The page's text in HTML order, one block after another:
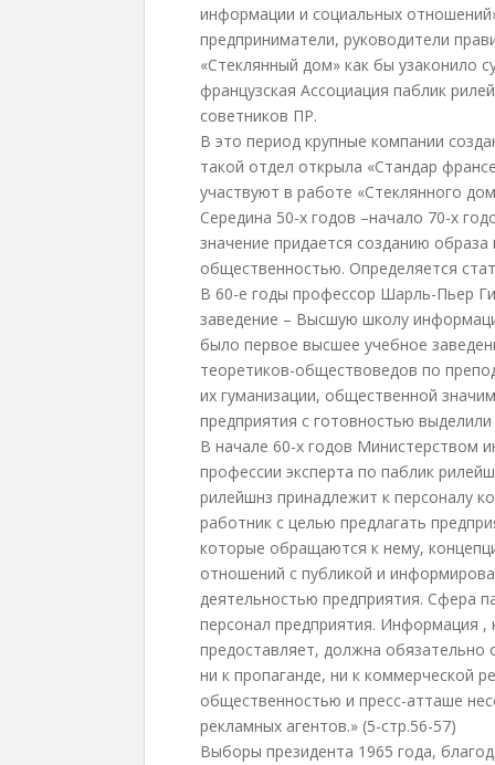
информации и социальных
предприниматели, руководители
«Стеклянный дом» как бы узаконило
французская Ассоциация паблик
советников ПР.
В это период крупные компании
такой отдел открыла «Стандар
участвуют в работе «Стеклянного
Середина 50-х годов –начало 70-х
значение придается созданию
общественностью. Определяется
В 60-е годы профессор Шарль-Пьер
заведение – Высшую школу
было первое высшее учебное
теоретиков-обществоведов по
их гуманизации, общественной
предприятия с готовностью
В начале 60-х годов Министерством
профессии эксперта по паблик
рилейшнз принадлежит к персоналу
работник с целью предлагать
которые обращаются к нему,
отношений с публикой и
деятельностью предприятия. Сфера
персонал предприятия. Информация
предоставляет, должна обязательно
ни к пропаганде, ни к коммерческой
общественностью и пресс-атташе
рекламных агентов.» (5-стр.56-57)
Выборы президента 1965 года,